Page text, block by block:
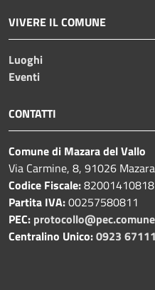
VIVERE IL COMUNE
Luoghi
Eventi
CONTATTI
Comune di Mazara del Vallo
Via Carmine, 8, 91026
Codice Fiscale:82001410818
Partita IVA:00257580811
PEC:
Centralino Unico:0923